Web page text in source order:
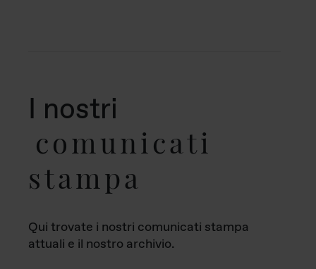
I nostri
comunicati
stampa
Qui trovate i nostri comunicati stampa
attuali e il nostro archivio.